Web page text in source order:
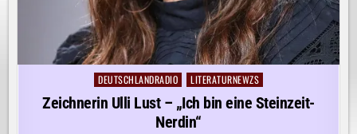
Posted
in
DEUTSCHLANDRADIO LITERATURNEWZS
Zeichnerin Ulli Lust – „Ich bin eine Steinzeit-
Nerdin“